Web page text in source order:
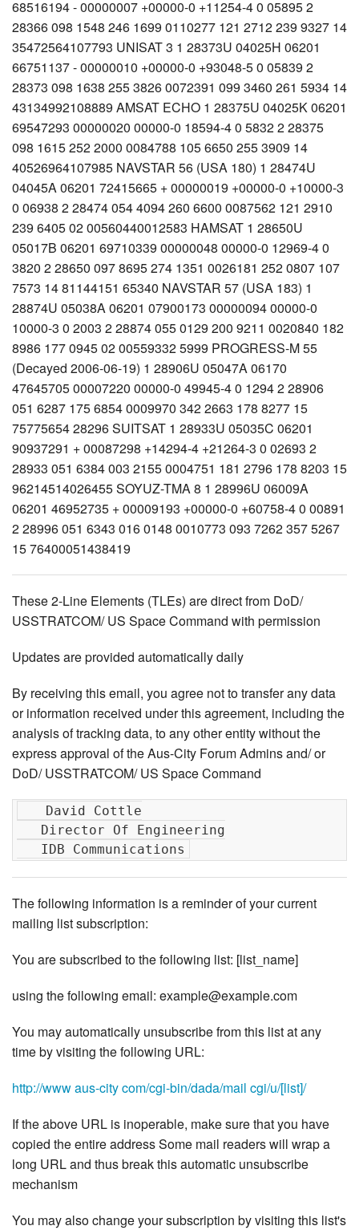
These 2-Line Elements (TLEs) are direct from DoD/
USSTRATCOM/ US Space Command with permission
Updates are provided automatically daily
By receiving this email, you agree not to transfer any data
or information received under this agreement, including the
analysis of tracking data, to any other entity without the
express approval of the Aus-City Forum Admins and/ or
DoD/ USSTRATCOM/ US Space Command
The following information is a reminder of your current
mailing list subscription:
You are subscribed to the following list: [list_name]
using the following email: example@example.com
You may automatically unsubscribe from this list at any
time by visiting the following URL:
http://www aus-city com/cgi-bin/dada/mail cgi/u/[list]/
If the above URL is inoperable, make sure that you have
copied the entire address Some mail readers will wrap a
long URL and thus break this automatic unsubscribe
mechanism
You may also change your subscription by visiting this list's